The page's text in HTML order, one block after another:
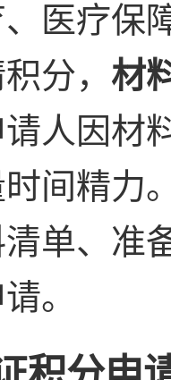
医疗保
分， 材
人因材
间精力
单、准
。